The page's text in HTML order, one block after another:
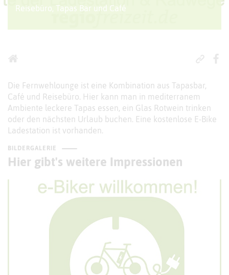
Reisebüro, Tapas Bar und Café
Die Fernwehlounge ist eine Kombination aus Tapasbar,
Café und Reisebüro. Hier kann man in mediterranem
Ambiente leckere Tapas essen, ein Glas Rotwein trinken
oder den nächsten Urlaub buchen. Eine kostenlose E-Bike
Ladestation ist vorhanden.
BILDERGALERIE
Hier gibt's weitere Impressionen